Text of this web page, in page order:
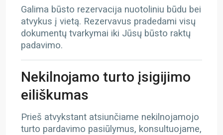
Galima būsto rezervacija nuotoliniu būdu bei
atvykus į vietą. Rezervavus pradedami visų
dokumentų tvarkymai iki Jūsų būsto raktų
padavimo.
Nekilnojamo turto įsigijimo
eiliškumas
Prieš atvykstant atsiunčiame nekilnojamojo
turto pardavimo pasiūlymus, konsultuojame,